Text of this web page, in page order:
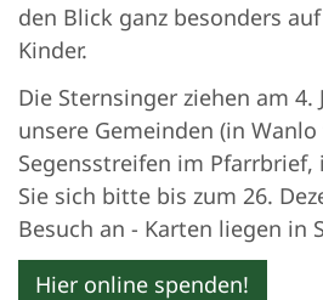
den Blick ganz besonders
Kinder.
Die Sternsinger ziehen am 4.
unsere Gemeinden (in
Segensstreifen im
Sie sich bitte bis zum 26.
Besuch an - Karten liegen in
Hier online spenden!